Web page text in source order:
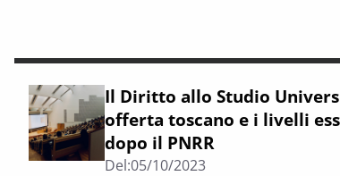
Il Diritto allo Studio
offerta toscano e i livelli
dopo il PNRR
Del:05/10/2023